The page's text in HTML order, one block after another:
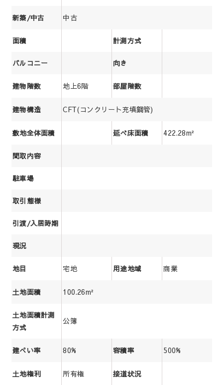
新築/中古 中古
面積 計測方式
バルコニー 向き
建物階数 地上6階 部屋階数
建物構造 CFT(コンクリート充填鋼管)
敷地全体面積 延べ床面積 422.28m²
間取内容
駐車場
取引態様
引渡/入居時期
現況
地目 宅地 用途地域 商業
土地面積 100.26m²
土地面積計測
方式
公簿
建ぺい率 80% 容積率 500%
土地権利 所有権 接道状況